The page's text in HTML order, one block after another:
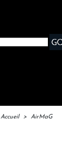
Accueil > AirMaG